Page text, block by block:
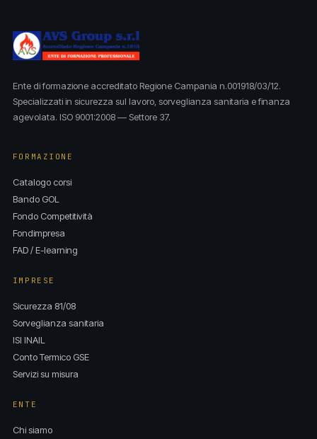
Ente di formazione accreditato Regione Campania n.001918/03/12.
Specializzati in sicurezza sul lavoro, sorveglianza sanitaria e finanza
agevolata. ISO 9001:2008 — Settore 37.
FORMAZIONE
Catalogo corsi
Bando GOL
Fondo Competitività
Fondimpresa
FAD / E-learning
IMPRESE
Sicurezza 81/08
Sorveglianza sanitaria
ISI INAIL
Conto Termico GSE
Servizi su misura
ENTE
Chi siamo